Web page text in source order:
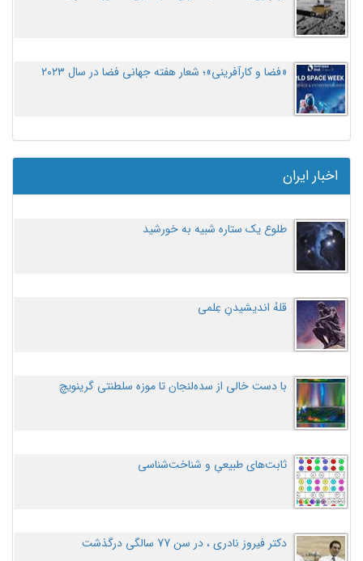
«فضا و کارآفرینی»؛ شعار هفته جهانی فضا در سال ۲۰۲۳
اخبار ایران
طلوع یک ستاره شبیه به خورشید
قلهُ اندیشیدنِ عِلمی
با دست خالی از سده‌لنجان تا موزه سلطنتی گرینویچ
ثابت‌های طبیعیِ و شناخت‌شناسی
دکتر فیروز نادری ، در سن 77 سالگی درگذشت